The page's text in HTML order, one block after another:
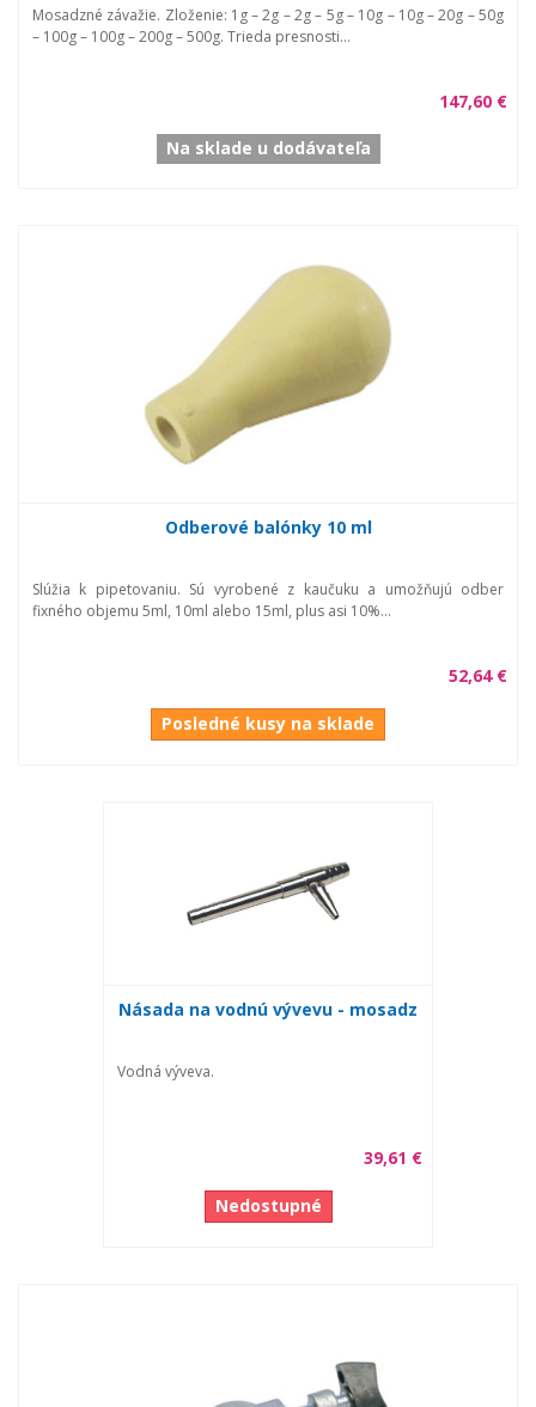
Mosadzné závažie. Zloženie: 1g – 2g – 2g – 5g – 10g – 10g – 20g – 50g
– 100g – 100g – 200g – 500g. Trieda presnosti...
147,60 €
Na sklade u dodávateľa
Odberové balónky 10 ml
Slúžia k pipetovaniu. Sú vyrobené z kaučuku a umožňujú odber
fixného objemu 5ml, 10ml alebo 15ml, plus asi 10%...
52,64 €
Posledné kusy na sklade
Násada na vodnú vývevu - mosadz
Vodná výveva.
39,61 €
Nedostupné